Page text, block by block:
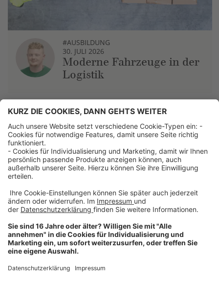
#AUSBILDUNG
30. JULI 2026
Moderne Fahrzeuge in der
Logistik
Über uns
Dehner Unternehmen
Jobs bei Dehner